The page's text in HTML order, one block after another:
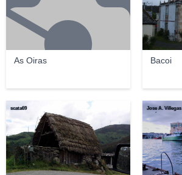
As Oiras Bacoi
scata69 Jose A. Villegas